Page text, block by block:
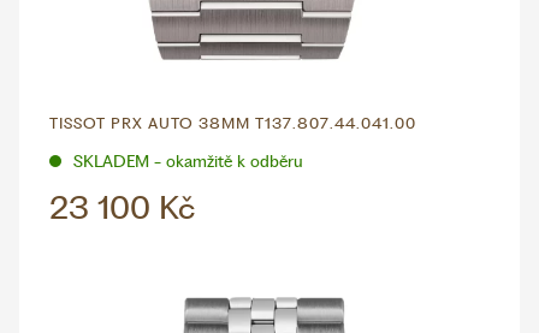
TISSOT PRX AUTO 38MM T137.807.44.041.00
SKLADEM - okamžitě k odběru
23 100 Kč